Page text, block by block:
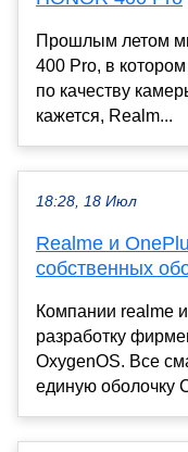
Прошлым летом
400 Pro, в
по качеству
кажется, Realm...
18:28, 18 Июл
Realme и
собственных
Компании realme
разработку
OxygenOS. Все
единую оболочку